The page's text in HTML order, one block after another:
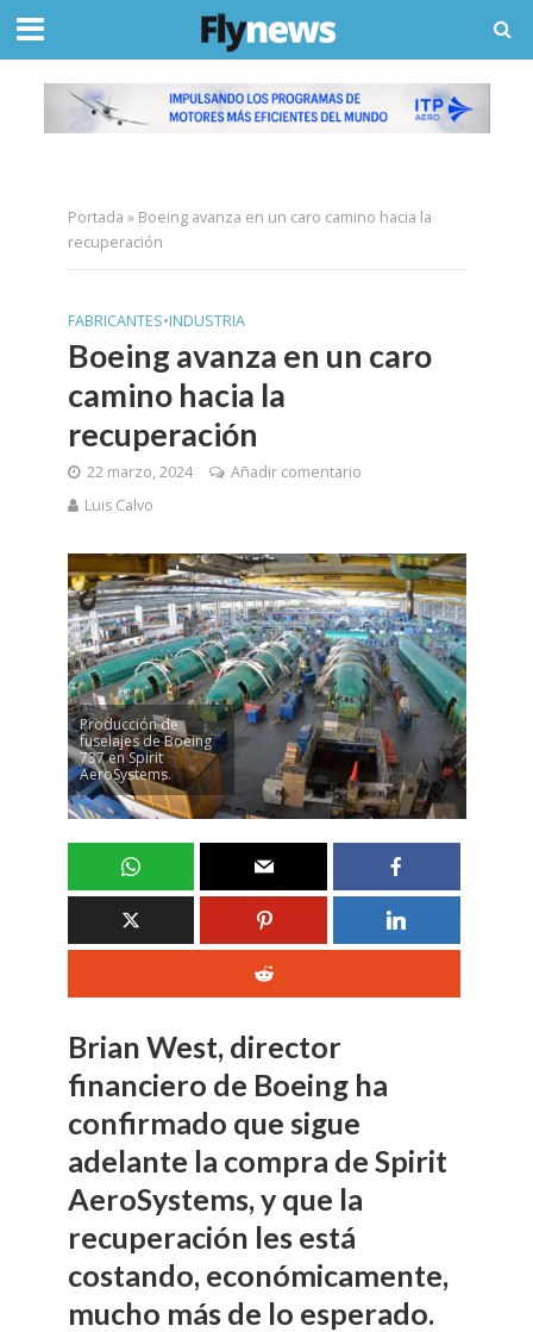
Portada » Boeing avanza en un caro camino hacia la
recuperación
FABRICANTES•INDUSTRIA
Boeing avanza en un caro
camino hacia la
recuperación
22 marzo, 2024
Añadir comentario
Luis Calvo
Producción de
fuselajes de Boeing
737 en Spirit
AeroSystems.
Brian West, director
financiero de Boeing ha
confirmado que sigue
adelante la compra de Spirit
AeroSystems, y que la
recuperación les está
costando, económicamente,
mucho más de lo esperado.